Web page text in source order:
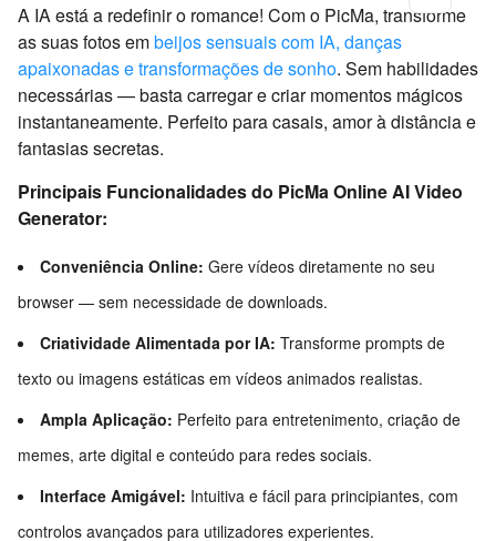
A IA está a redefinir o romance! Com o PicMa, transforme
as suas fotos embeijos sensuais com IA, danças
apaixonadas e transformações de sonho. Sem habilidades
necessárias — basta carregar e criar momentos mágicos
instantaneamente. Perfeito para casais, amor à distância e
fantasias secretas.
Principais Funcionalidades do PicMa Online AI Video
Generator:
Conveniência Online: Gere vídeos diretamente no seu
browser — sem necessidade de downloads.
Criatividade Alimentada por IA: Transforme prompts de
texto ou imagens estáticas em vídeos animados realistas.
Ampla Aplicação: Perfeito para entretenimento, criação de
memes, arte digital e conteúdo para redes sociais.
Interface Amigável: Intuitiva e fácil para principiantes, com
controlos avançados para utilizadores experientes.